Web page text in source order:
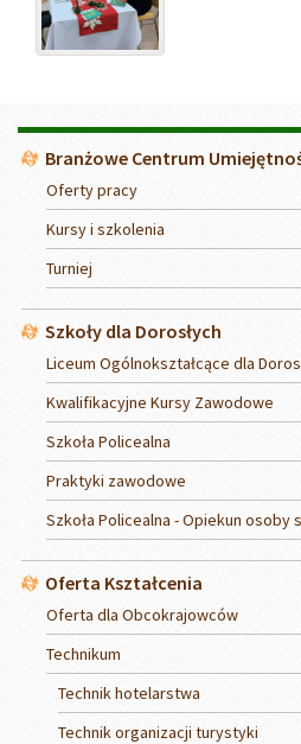
MenuBranżowe Centrum
Oferty pracy
Kursy i szkolenia
Turniej
Szkoły dla Dorosłych
Liceum Ogólnokształcące dla
Kwalifikacyjne Kursy Zawodowe
Szkoła Policealna
Praktyki zawodowe
Szkoła Policealna - Opiekun osoby
Oferta Kształcenia
Oferta dla Obcokrajowców
Technikum
Technik hotelarstwa
Technik organizacji turystyki